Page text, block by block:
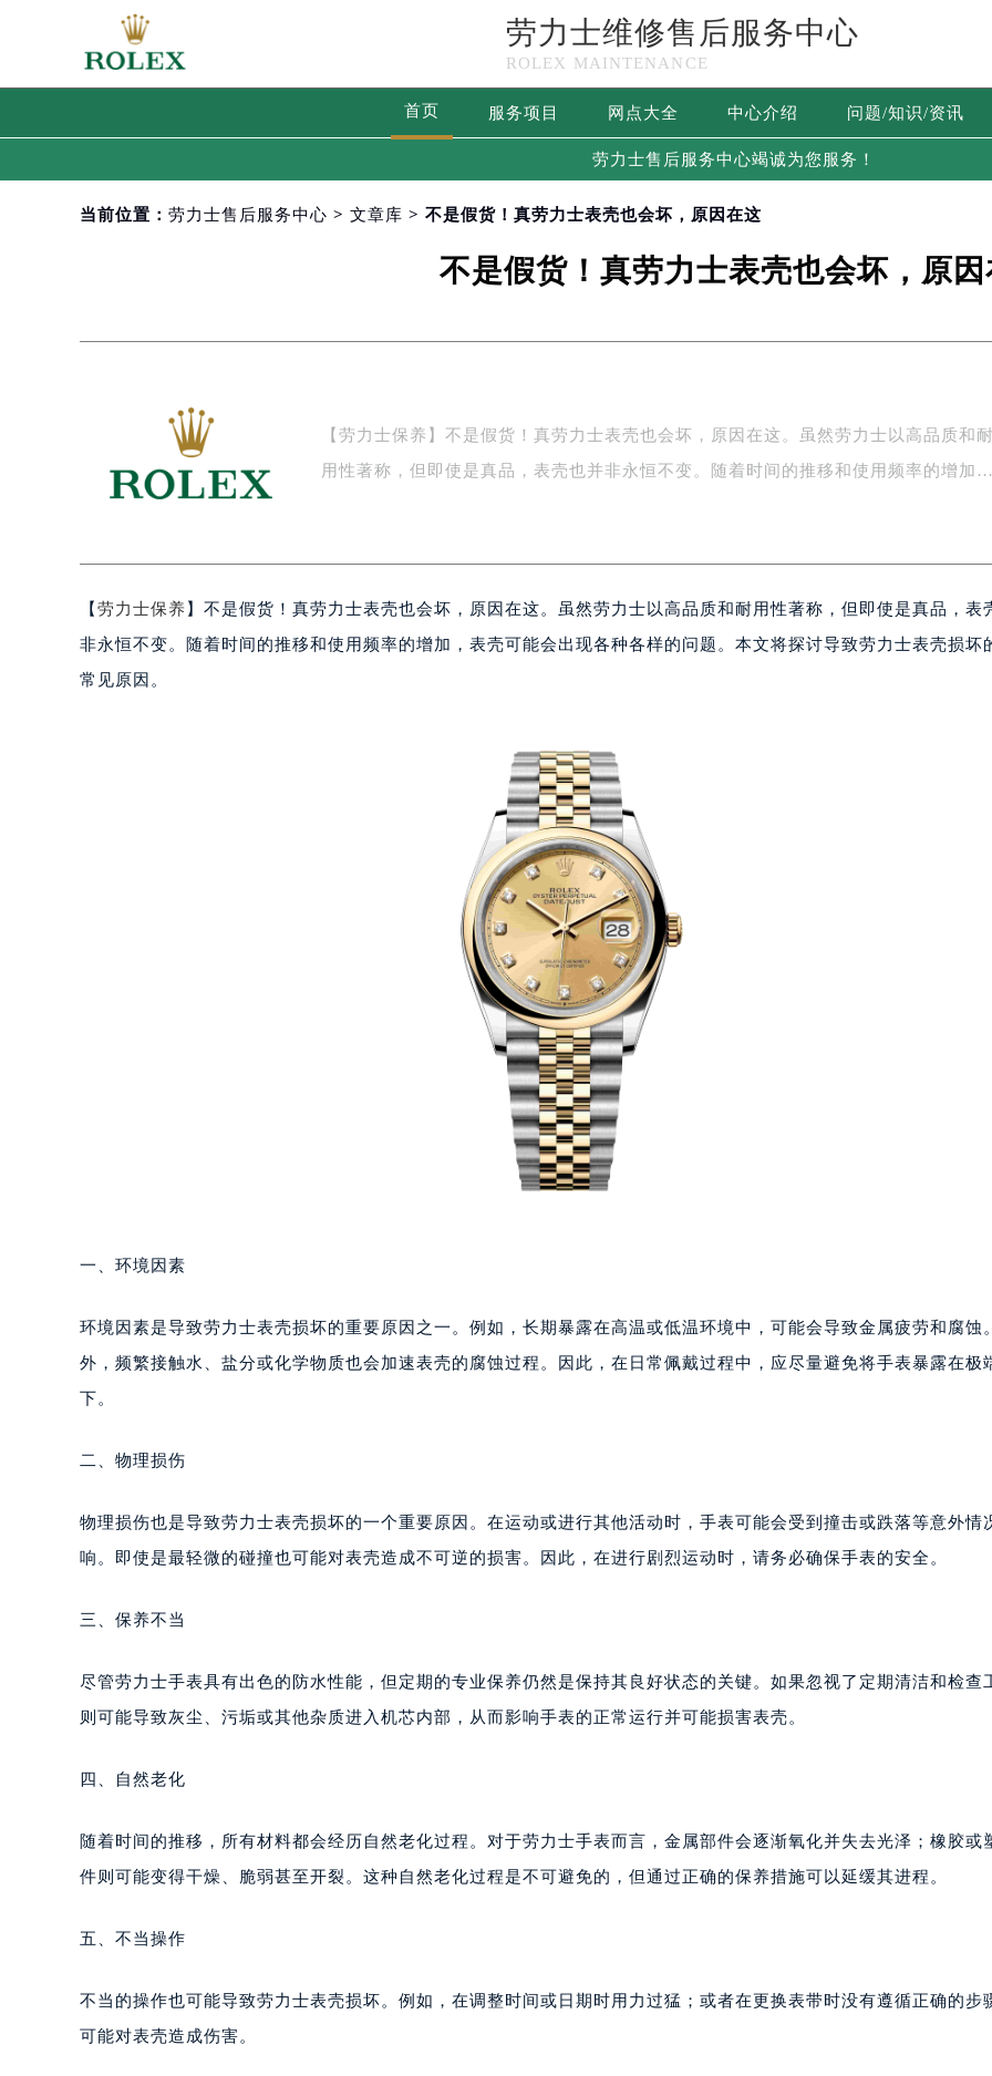
劳力士维修售后服务中心
ROLEX MAINTENANCE
首页 服务项目 网点大全 中心介绍 问题/知识/资讯
劳力士售后服务中心竭诚为您服务！
当前位置： 劳力士售后服务中心 > 文章库 > 不是假货！真劳力士表壳也会坏，原因在这
不是假货！真劳力士表壳也会坏，原因
【劳力士保养】不是假货！真劳力士表壳也会坏，原因在这。虽然劳力士以高品质和耐
用性著称，但即使是真品，表壳也并非永恒不变。随着时间的推移和使用频率的增加…
【 劳力士保养 】不是假货！真劳力士表壳也会坏，原因在这。虽然劳力士以高品质和耐用性著称，但即使是真品，表
非永恒不变。随着时间的推移和使用频率的增加，表壳可能会出现各种各样的问题。本文将探讨导致劳力士表壳损坏
常见原因。
一、环境因素
环境因素是导致劳力士表壳损坏的重要原因之一。例如，长期暴露在高温或低温环境中，可能会导致金属疲劳和腐蚀
外，频繁接触水、盐分或化学物质也会加速表壳的腐蚀过程。因此，在日常佩戴过程中，应尽量避免将手表暴露在极
下。
二、物理损伤
物理损伤也是导致劳力士表壳损坏的一个重要原因。在运动或进行其他活动时，手表可能会受到撞击或跌落等意外情
响。即使是最轻微的碰撞也可能对表壳造成不可逆的损害。因此，在进行剧烈运动时，请务必确保手表的安全。
三、保养不当
尽管劳力士手表具有出色的防水性能，但定期的专业保养仍然是保持其良好状态的关键。如果忽视了定期清洁和检查
则可能导致灰尘、污垢或其他杂质进入机芯内部，从而影响手表的正常运行并可能损害表壳。
四、自然老化
随着时间的推移，所有材料都会经历自然老化过程。对于劳力士手表而言，金属部件会逐渐氧化并失去光泽；橡胶或
件则可能变得干燥、脆弱甚至开裂。这种自然老化过程是不可避免的，但通过正确的保养措施可以延缓其进程。
五、不当操作
不当的操作也可能导致劳力士表壳损坏。例如，在调整时间或日期时用力过猛；或者在更换表带时没有遵循正确的步
可能对表壳造成伤害。